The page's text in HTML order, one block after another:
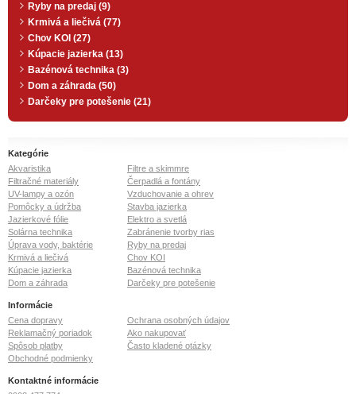
Ryby na predaj (9)
Krmivá a liečivá (77)
Chov KOI (27)
Kúpacie jazierka (13)
Bazénová technika (3)
Dom a záhrada (50)
Darčeky pre potešenie (21)
Kategórie
Akvaristika
Filtre a skimmre
Filtračné materiály
Čerpadlá a fontány
UV-lampy a ozón
Vzduchovanie a ohrev
Pomôcky a údržba
Stavba jazierka
Jazierkové fólie
Elektro a svetlá
Solárna technika
Zabránenie tvorby rias
Úprava vody, baktérie
Ryby na predaj
Krmivá a liečivá
Chov KOI
Kúpacie jazierka
Bazénová technika
Dom a záhrada
Darčeky pre potešenie
Informácie
Cena dopravy
Ochrana osobných údajov
Reklamačný poriadok
Ako nakupovať
Spôsob platby
Často kladené otázky
Obchodné podmienky
Kontaktné informácie